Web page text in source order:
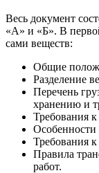
Весь документ
«А» и «Б». В
сами веществ:
Общие
Разделение
Перечень
хранению и
Требования к
Особенности
Требования
Правила
работ.